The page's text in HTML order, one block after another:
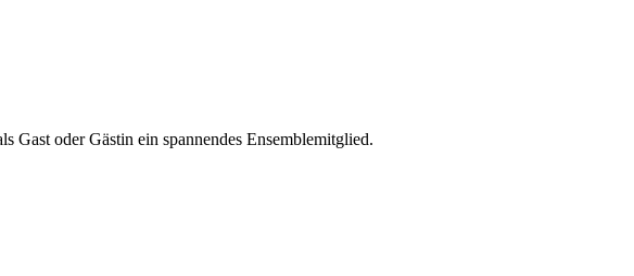
Gast oder Gästin ein spannendes Ensemblemitglied.